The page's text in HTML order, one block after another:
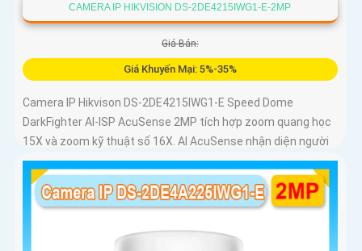
CAMERA IP HIKVISION DS-2DE4215IWG1-E-2MP
Giá Bán:
Giá Khuyến Mại: 5%-35%
Camera IP Hikvison DS-2DE4215IWG1-E Speed Dome
DarkFighter AI-ISP AcuSense 2MP tích hợp zoom quang học
15X và zoom kỹ thuật số 16X. AI AcuSense nhận diện người
và phương tiện và cảnh báo chủ động